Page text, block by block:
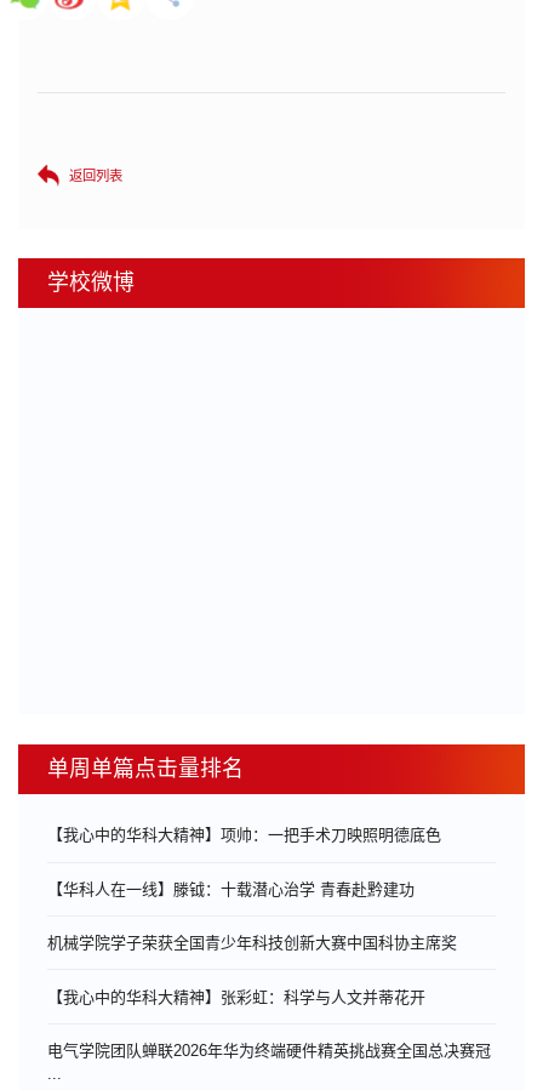
返回列表
学校微博
单周单篇点击量排名
【我心中的华科大精神】项帅：一把手术刀映照明德底色
【华科人在一线】滕钺：十载潜心治学 青春赴黔建功
机械学院学子荣获全国青少年科技创新大赛中国科协主席奖
【我心中的华科大精神】张彩虹：科学与人文并蒂花开
电气学院团队蝉联2026年华为终端硬件精英挑战赛全国总决赛冠